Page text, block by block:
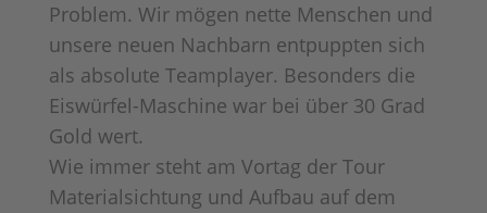
Problem. Wir mögen nette Menschen und
unsere neuen Nachbarn entpuppten sich
als absolute Teamplayer. Besonders die
Eiswürfel-Maschine war bei über 30 Grad
Gold wert.
Wie immer steht am Vortag der Tour
Materialsichtung und Aufbau auf dem